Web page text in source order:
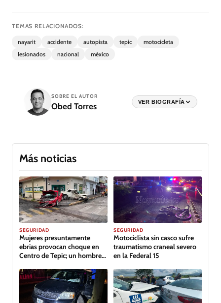
TEMAS RELACIONADOS:
nayarit accidente autopista tepic
motocicleta
lesionados
nacional méxico
SOBRE EL AUTOR
Obed Torres VER BIOGRAFÍA
Más noticias
SEGURIDAD
Mujeres presuntamente
ebrias provocan choque en
Centro de Tepic; un hombre
GALERÍA
SEGURIDAD
Motociclista sin casco sufre
traumatismo craneal severo
en la Federal 15